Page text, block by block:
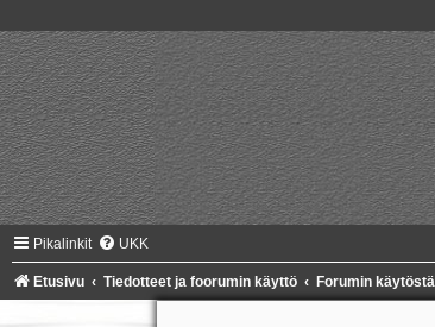
Pikalinkit UKK
Etusivu Tiedotteet ja foorumin käyttö Forumin käytöstä